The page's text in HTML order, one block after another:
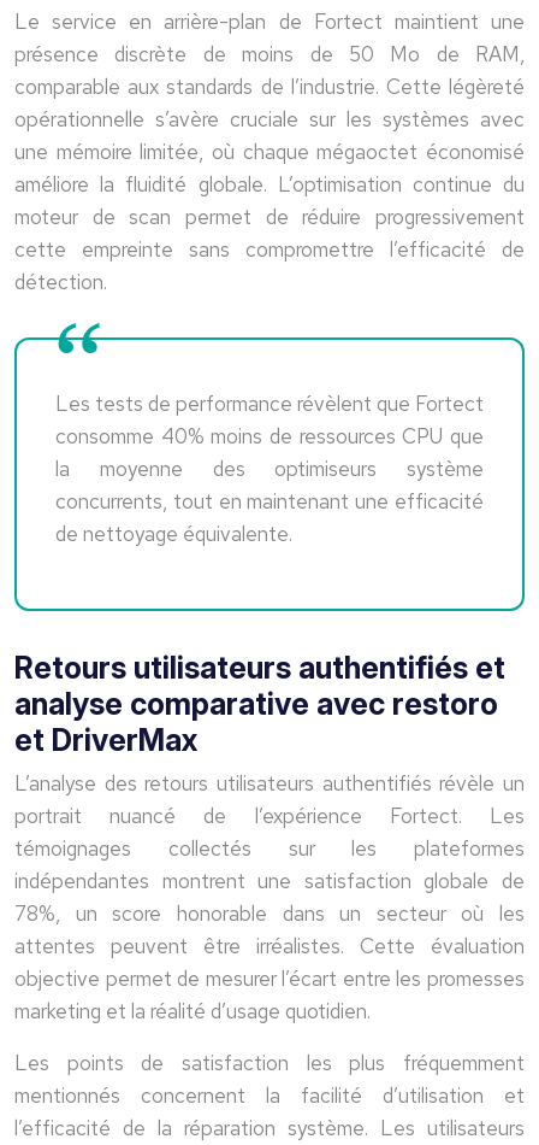
Le service en arrière-plan de Fortect maintient une
présence discrète de moins de 50 Mo de RAM,
comparable aux standards de l’industrie. Cette légèreté
opérationnelle s’avère cruciale sur les systèmes avec
une mémoire limitée, où chaque mégaoctet économisé
améliore la fluidité globale. L’optimisation continue du
moteur de scan permet de réduire progressivement
cette empreinte sans compromettre l’efficacité de
détection.
Les tests de performance révèlent que Fortect
consomme 40% moins de ressources CPU que
la moyenne des optimiseurs système
concurrents, tout en maintenant une efficacité
de nettoyage équivalente.
Retours utilisateurs authentifiés et
analyse comparative avec restoro
et DriverMax
L’analyse des retours utilisateurs authentifiés révèle un
portrait nuancé de l’expérience Fortect. Les
témoignages collectés sur les plateformes
indépendantes montrent une satisfaction globale de
78%, un score honorable dans un secteur où les
attentes peuvent être irréalistes. Cette évaluation
objective permet de mesurer l’écart entre les promesses
marketing et la réalité d’usage quotidien.
Les points de satisfaction les plus fréquemment
mentionnés concernent la facilité d’utilisation et
l’efficacité de la réparation système. Les utilisateurs